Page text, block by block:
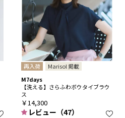
再入荷
Marisol 掲載
M7days
【洗える】さらふわボウタイブラウ
ス
￥14,300
レビュー（47）